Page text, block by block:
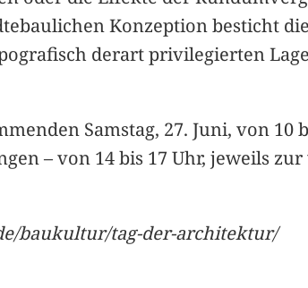
Konzeption besticht
derart privilegierten
Samstag, 27. Juni, von 10
– von 14 bis 17 Uhr, jeweils
baukultur/tag-der-architektur/